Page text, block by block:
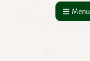
Menu